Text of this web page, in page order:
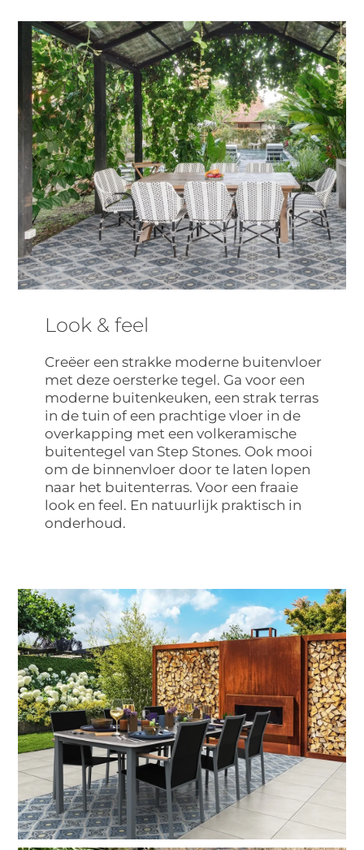
Look & feel
Creëer een strakke moderne buitenvloer
met deze oersterke tegel. Ga voor een
moderne buitenkeuken, een strak terras
in de tuin of een prachtige vloer in de
overkapping met een volkeramische
buitentegel van Step Stones. Ook mooi
om de binnenvloer door te laten lopen
naar het buitenterras. Voor een fraaie
look en feel. En natuurlijk praktisch in
onderhoud.